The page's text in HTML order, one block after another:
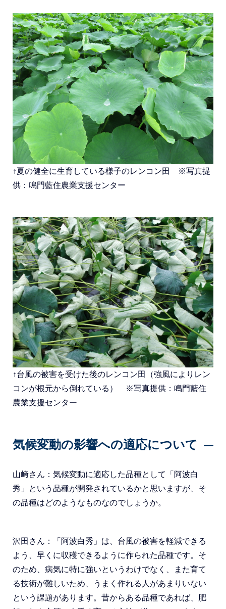
↑夏の健全に生育している様子のレンコン田 ※写真提
供：鳴門藍住農業支援センター
↑台風の被害を受けた後のレンコン田（強風によりレン
コンが根元から倒れている） ※写真提供：鳴門藍住
農業支援センター
気候変動の影響への適応について
山﨑さん：気候変動に適応した品種として「阿波白
秀」という品種が開発されているかと思いますが、そ
の品種はどのようなものなのでしょうか。
沢田さん：「阿波白秀」は、台風の被害を軽減できる
よう、早くに収穫できるように作られた品種です。そ
のため、病気に特に強いというわけでなく、また育て
る技術が難しいため、うまく作れる人があまりいない
という課題があります。昔からある品種であれば、肥